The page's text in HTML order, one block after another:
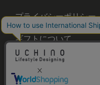
プライバシーポリシー
ギフトについて